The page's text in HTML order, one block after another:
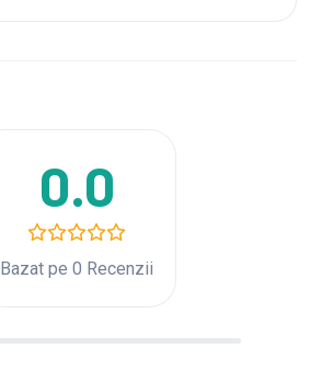
0.0
Bazat pe 0 Recenzii